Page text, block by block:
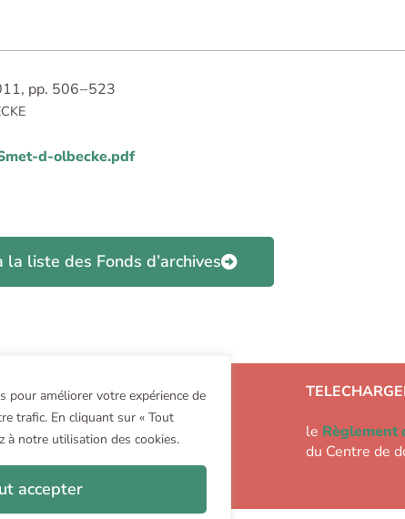
pour améliorer votre expérience de
trafic. En cliquant sur « Tout
à notre utilisation des cookies.
accepter
pp. 506 – 523
d-olbecke.pdf
la liste des Fonds d’archives
93 – B-1150 Bruxelles
le Règlement
du Centre de